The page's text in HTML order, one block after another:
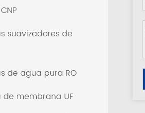
suavizadores de
de agua pura RO
de membrana UF